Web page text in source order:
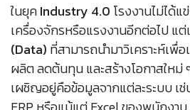
ในยุคIndustry 4.0 โรงงานไม่ได้
เครื่องจักรหรือแรงงานอีกต่อไป แ
(Data) ที่สามารถนำมาวิเคราะห์เพื่
ผลิต ลดต้นทุน และสร้างโอกาสให
เผชิญอยู่คือข้อมูลจากแต่ละระบบ เช่